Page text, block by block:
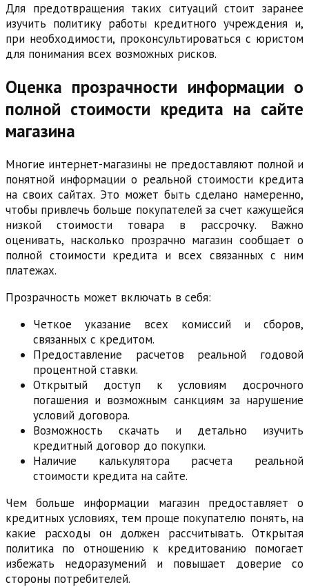
Для предотвращения таких ситуаций стоит заранее
изучить политику работы кредитного учреждения и,
при необходимости, проконсультироваться с юристом
для понимания всех возможных рисков.
Оценка прозрачности информации о
полной стоимости кредита на сайте
магазина
Многие интернет-магазины не предоставляют полной и
понятной информации о реальной стоимости кредита
на своих сайтах. Это может быть сделано намеренно,
чтобы привлечь больше покупателей за счет кажущейся
низкой стоимости товара в рассрочку. Важно
оценивать, насколько прозрачно магазин сообщает о
полной стоимости кредита и всех связанных с ним
платежах.
Прозрачность может включать в себя:
Четкое указание всех комиссий и сборов,
связанных с кредитом.
Предоставление расчетов реальной годовой
процентной ставки.
Открытый доступ к условиям досрочного
погашения и возможным санкциям за нарушение
условий договора.
Возможность скачать и детально изучить
кредитный договор до покупки.
Наличие калькулятора расчета реальной
стоимости кредита на сайте.
Чем больше информации магазин предоставляет о
кредитных условиях, тем проще покупателю понять, на
какие расходы он должен рассчитывать. Открытая
политика по отношению к кредитованию помогает
избежать недоразумений и повышает доверие со
стороны потребителей.